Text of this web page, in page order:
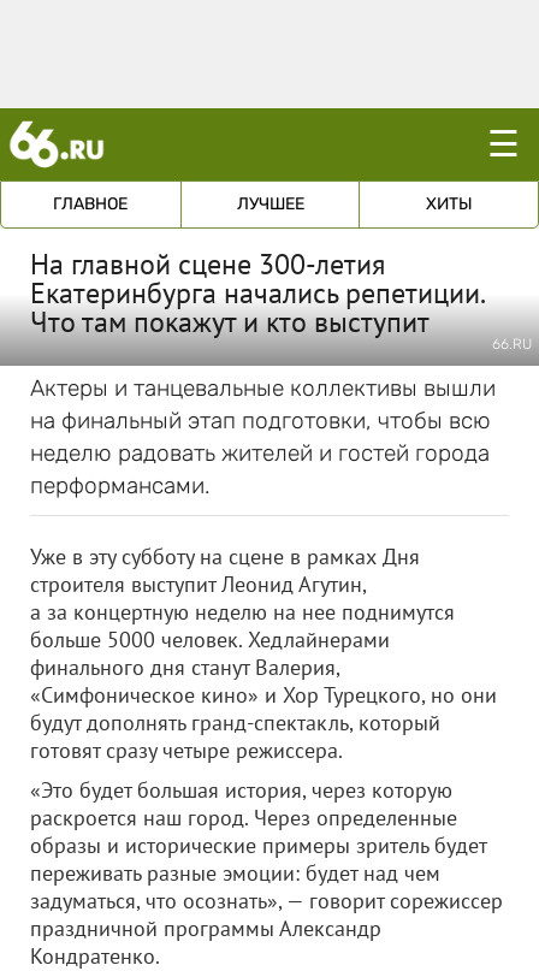
☰
ГЛАВНОЕ ЛУЧШЕЕ ХИТЫ
На главной сцене 300-летия
Екатеринбурга начались репетиции.
Что там покажут и кто выступит
66.RU
Актеры и танцевальные коллективы вышли
на финальный этап подготовки, чтобы всю
неделю радовать жителей и гостей города
перформансами.
Уже в эту субботу на сцене в рамках Дня
строителя выступит Леонид Агутин,
а за концертную неделю на нее поднимутся
больше 5000 человек. Хедлайнерами
финального дня станут Валерия,
«Симфоническое кино» и Хор Турецкого, но они
будут дополнять гранд-спектакль, который
готовят сразу четыре режиссера.
«Это будет большая история, через которую
раскроется наш город. Через определенные
образы и исторические примеры зритель будет
переживать разные эмоции: будет над чем
задуматься, что осознать», — говорит сорежиссер
праздничной программы Александр
Кондратенко.